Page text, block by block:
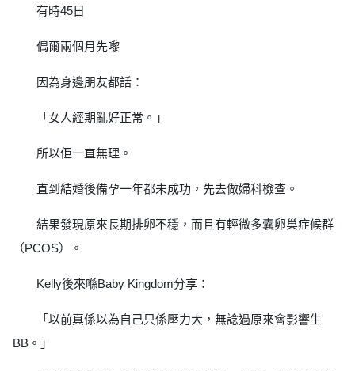
有時45日
偶爾兩個月先嚟
因為身邊朋友都話：
「女人經期亂好正常。」
所以佢一直無理。
直到結婚後備孕一年都未成功，先去做婦科檢查。
結果發現原來長期排卵不穩，而且有輕微多囊卵巢症候群
（PCOS）。
Kelly後來喺Baby Kingdom分享：
「以前真係以為自己只係壓力大，無諗過原來會影響生
BB。」